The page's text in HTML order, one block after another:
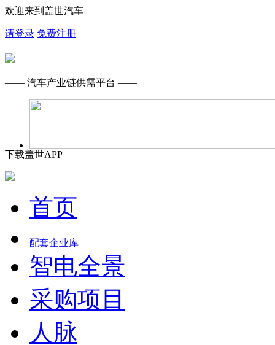
欢迎来到盖世汽车
请登录 免费注册
—— 汽车产业链供需平台 ——
下载盖世APP
首页
配套企业库
智电全景
采购项目
人脉